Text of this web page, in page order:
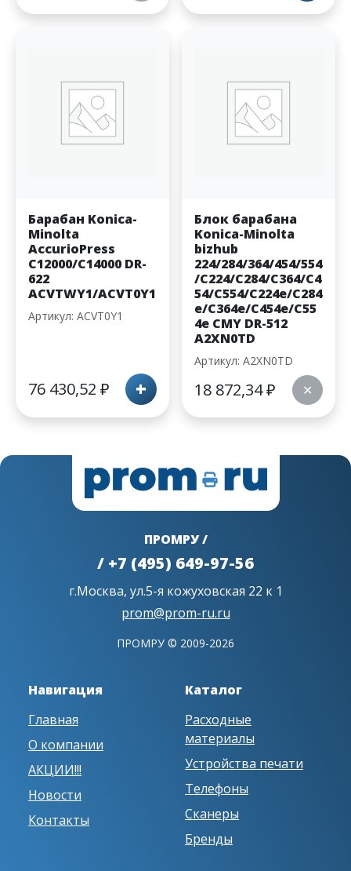
Барабан Konica-
Minolta
AccurioPress
C12000/C14000 DR-
622
ACVTWY1/ACVT0Y1
Артикул: ACVT0Y1
76 430,52 ₽ +
Блок барабана
Konica-Minolta
bizhub
224/284/364/454/554
/C224/C284/C364/C4
54/C554/C224e/C284
e/C364e/C454e/C55
4e CMY DR-512
A2XN0TD
Артикул: A2XN0TD
18 872,34₽ ✕
ПРОМРУ /
/ +7 (495) 649-97-56
г.Москва, ул.5-я кожуховская 22 к 1
prom@prom-ru.ru
ПРОМРУ © 2009-2026
Навигация
Главная
О компании
АКЦИИ!!!
Новости
Контакты
Каталог
Расходные
материалы
Устройства печати
Телефоны
Сканеры
Бренды